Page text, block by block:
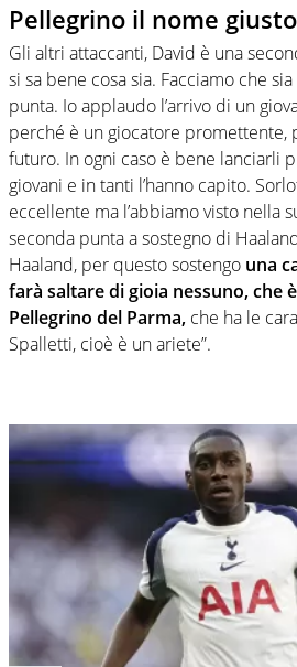
Pellegrino il nome
Gli altri attaccanti, David è una
si sa bene cosa sia. Facciamo che
punta. Io applaudo l’arrivo di un
perché è un giocatore promettente,
futuro. In ogni caso è bene lanciarli
giovani e in tanti l’hanno capito.
eccellente ma l’abbiamo visto nella
seconda punta a sostegno di
Haaland, per questo sostengo una
farà saltare di gioia nessuno, che
Pellegrino del Parma, che ha le
Spalletti, cioè è un ariete”.